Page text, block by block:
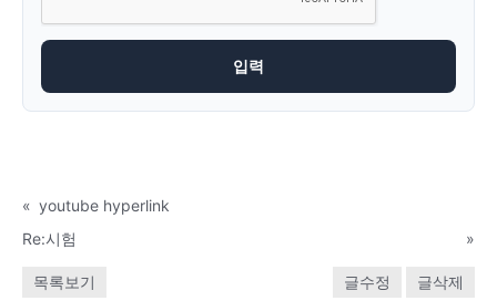
« youtube hyperlink
Re:시험
»
목록보기 글수정 글삭제